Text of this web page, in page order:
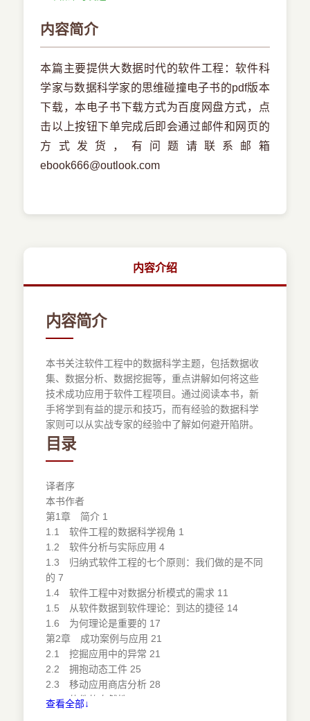
内容简介
本篇主要提供大数据时代的软件工程：软件科
学家与数据科学家的思维碰撞电子书的pdf版本
下载，本电子书下载方式为百度网盘方式，点
击以上按钮下单完成后即会通过邮件和网页的
方式发货，有问题请联系邮箱
ebook666@outlook.com
内容介绍
内容简介
本书关注软件工程中的数据科学主题，包括数据收
集、数据分析、数据挖掘等，重点讲解如何将这些
技术成功应用于软件工程项目。通过阅读本书，新
手将学到有益的提示和技巧，而有经验的数据科学
家则可以从实战专家的经验中了解如何避开陷阱。
目录
译者序
本书作者
第1章 简介 1
1.1 软件工程的数据科学视角 1
1.2 软件分析与实际应用 4
1.3 归纳式软件工程的七个原则：我们做的是不同
的 7
1.4 软件工程中对数据分析模式的需求 11
1.5 从软件数据到软件理论：到达的捷径 14
1.6 为何理论是重要的 17
第2章 成功案例与应用 21
2.1 挖掘应用中的异常 21
2.2 拥抱动态工件 25
2.3 移动应用商店分析 28
2.4 软件的自然性 30
查看全部↓